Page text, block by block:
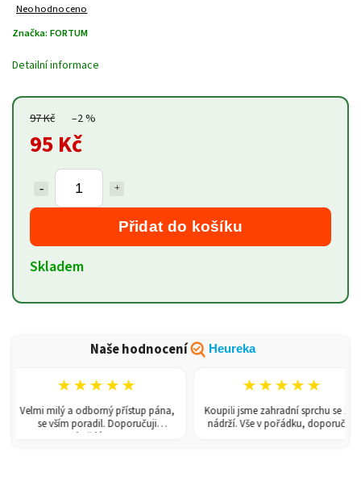
Neohodnoceno
Značka: FORTUM
97 Kč –2 %
95 Kč
Přidat do košíku
Skladem
Detailní informace
Naše hodnocení Heureka
★★★★★
Velmi milý a odborný přístup pána,
se vším poradil. Doporučuji
každému!
★★★★★
Koupili jsme zahradní sprchu se 150l
nádrží. Vše v pořádku, doporučuji.